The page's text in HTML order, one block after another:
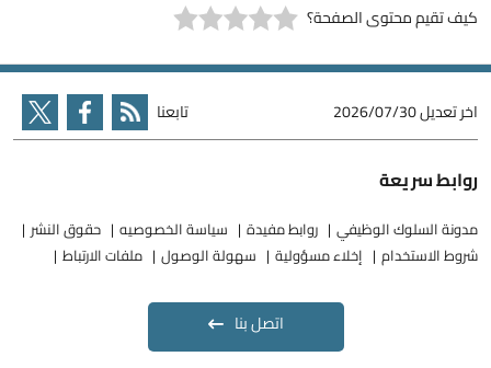
كيف تقيم محتوى الصفحة؟
اخر تعديل2026/07/30 تابعنا
روابط سريعة
مدونة السلوك الوظيفي روابط مفيدة سياسة الخصوصيه
حقوق النشر
شروط الاستخدام
إخلاء مسؤولية سهولة الوصول ملفات الارتباط
اتصل بنا